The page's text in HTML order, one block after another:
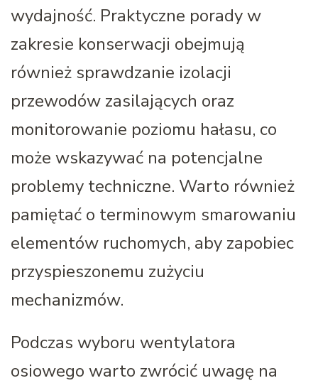
wydajność. Praktyczne porady w
zakresie konserwacji obejmują
również sprawdzanie izolacji
przewodów zasilających oraz
monitorowanie poziomu hałasu, co
może wskazywać na potencjalne
problemy techniczne. Warto również
pamiętać o terminowym smarowaniu
elementów ruchomych, aby zapobiec
przyspieszonemu zużyciu
mechanizmów.
Podczas wyboru wentylatora
osiowego warto zwrócić uwagę na